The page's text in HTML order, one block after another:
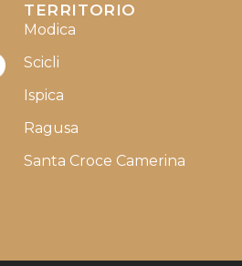
TERRITORIO
Modica
Scicli
Ispica
Ragusa
Santa Croce Camerina